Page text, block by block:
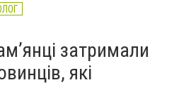
затримали
які